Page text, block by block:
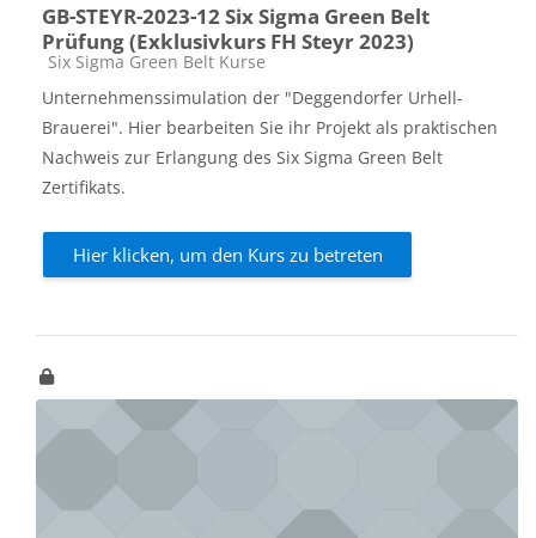
GB-STEYR-2023-12 Six Sigma Green Belt
Prüfung (Exklusivkurs FH Steyr 2023)
Kursbereich
Six Sigma Green Belt Kurse
Unternehmenssimulation der "Deggendorfer Urhell-
Brauerei". Hier bearbeiten Sie ihr Projekt als praktischen
Nachweis zur Erlangung des Six Sigma Green Belt
Zertifikats.
Hier klicken, um den Kurs zu betreten